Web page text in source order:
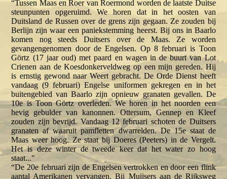
“Tussen Maas en Roer van Roermond worden de laatste Duitse
steunpunten opgeruimd. We horen dat in het oosten van
Duitsland de Russen over de grens zijn gegaan. Ze zouden bij
Berlijn zijn waar een paniekstemming heerst. Bij ons in Baarlo
komen nog steeds Duitsers over de Maas. Ze worden
gevangengenomen door de Engelsen. Op 8 februari is Toon
Görtz (17 jaar oud) met paard en wagen in de buurt van Lot
Crienen aan de Koesdonkerveldweg op een mijn gereden. Hij
is ernstig gewond naar Weert gebracht. De Orde Dienst heeft
vandaag (9 februari) Engelse uniformen gekregen en in het
buitengebied van Baarlo zijn opnieuw granaten gevallen. De
10e is Toon Görtz overleden. We horen in het noorden een
hevig gebulder van kanonnen. Ottersum, Gennep en Kleef
zouden zijn bevrijd. Vandaag 12 februari schoten de Duitsers
granaten af waaruit pamfletten dwarrelden. De 15e staat de
Maas weer hoog. Ze staat bij Doeres (Peeters) in de Vergelt.
Het is deze winter de tweede keer dat het water zo hoog
staat..."
“De 20e februari zijn de Engelsen vertrokken en door een flink
aantal Amerikanen vervangen. Bij Muijsers aan de Rijksweg